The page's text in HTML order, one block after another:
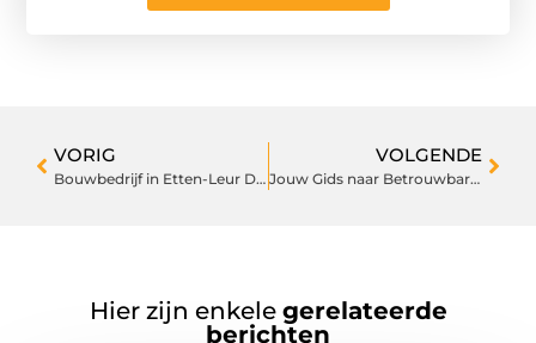
VORIG
Bouwbedrijf in Etten-Leur Dat Uw Woningdromen Waarmaakt
VOLGENDE
Jouw Gids naar Betrouwbare Notarisdiensten in Almelo
Hier zijn enkele gerelateerde
berichten